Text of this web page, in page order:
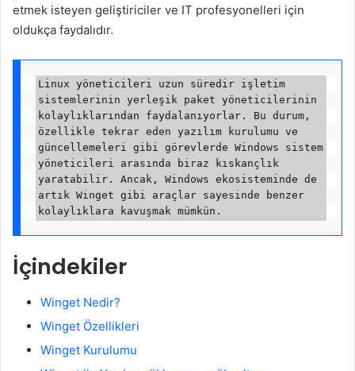
etmek isteyen geliştiriciler ve IT profesyonelleri için
oldukça faydalıdır.
Linux yöneticileri uzun süredir işletim
sistemlerinin yerleşik paket yöneticilerinin
kolaylıklarından faydalanıyorlar. Bu durum,
özellikle tekrar eden yazılım kurulumu ve
güncellemeleri gibi görevlerde Windows sistem
yöneticileri arasında biraz kıskançlık
yaratabilir. Ancak, Windows ekosisteminde de
artık Winget gibi araçlar sayesinde benzer
İçindekiler
Winget Nedir?
Winget Özellikleri
Winget Kurulumu